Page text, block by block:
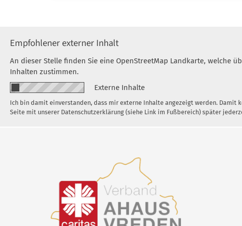
Empfohlener externer Inhalt
An dieser Stelle finden Sie eine OpenStreetMap Landkarte, welche
Inhalten zustimmen.
Externe Inhalte
Ich bin damit einverstanden, dass mir externe Inhalte angezeigt werden.
Seite mit unserer Datenschutzerklärung (siehe Link im Fußbereich) später